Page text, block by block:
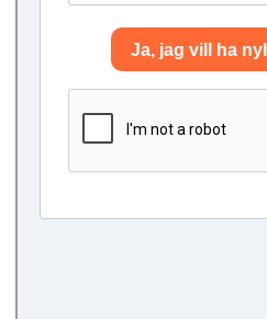
Vill ni inspirera ert team till